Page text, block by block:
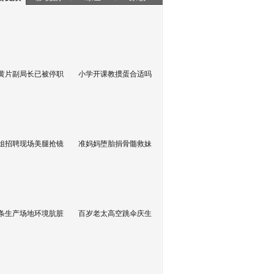
片副局长已被停职 小学开课教掼蛋合适吗
招聘现场美腿抢镜 准妈妈堕胎捐骨髓救妹
生产场地环境肮脏 百岁老太高空跳伞庆生